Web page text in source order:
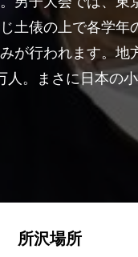
土俵の上で各学年
が行われます。地
人。まさに日本の
所沢場所